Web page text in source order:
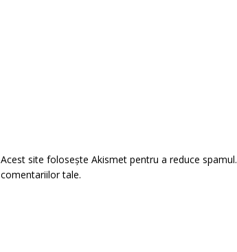
Acest site folosește Akismet pentru a reduce spamul.
comentariilor tale.